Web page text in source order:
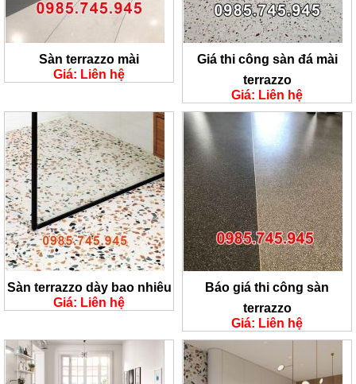
Sàn terrazzo mài
Giá: Liên hệ
Giá thi công sàn đá mài
terrazzo
Giá: Liên hệ
Sàn terrazzo dày bao nhiêu
Giá: Liên hệ
Báo giá thi công sàn
terrazzo
Giá: Liên hệ